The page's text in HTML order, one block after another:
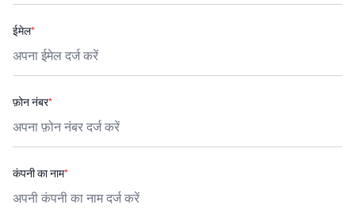
ईमेल*
फ़ोन नंबर*
कंपनी का नाम*